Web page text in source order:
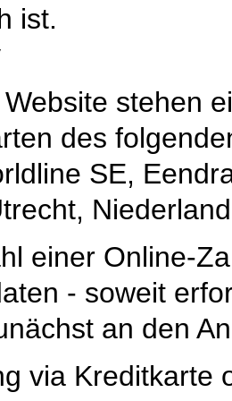
ist.
stehen
des
SE,
einer Online-
- soweit
an den
via Kreditkarte